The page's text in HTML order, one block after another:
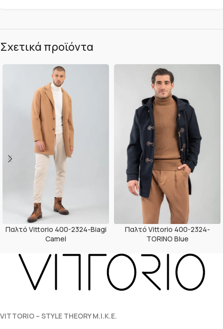
Σχετικά προϊόντα
Παλτό Vittorio 400-2324-Biagi
Camel
Παλτό Vittorio 400-2324-
TORINO Blue
VITTORIO – STYLE THEORY M.I.K.E.